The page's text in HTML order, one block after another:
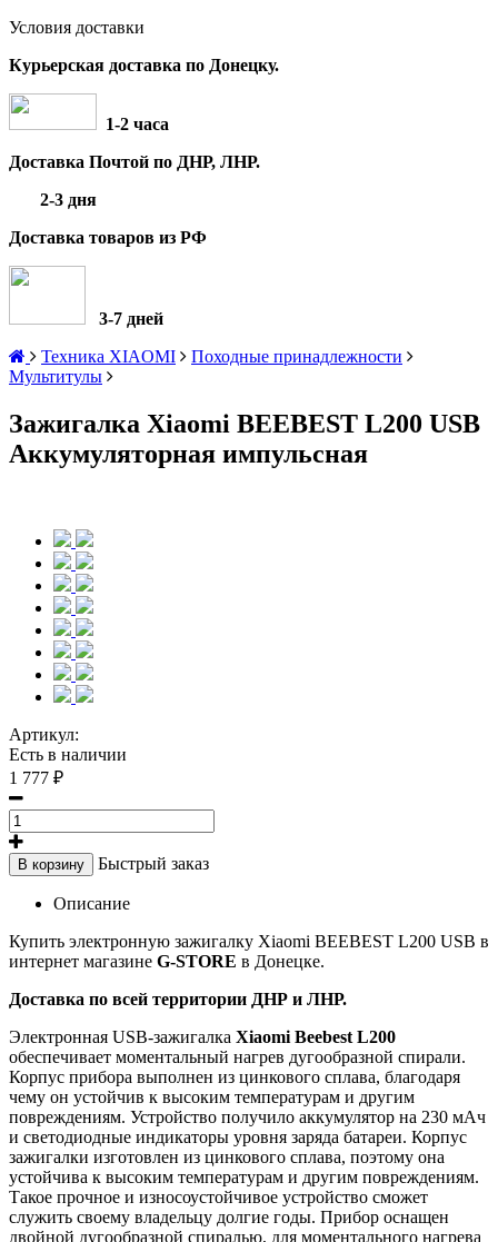
Условия доставки
Курьерская доставка по Донецку.
1-2 часа
Доставка Почтой по ДНР, ЛНР.
2-3 дня
Доставка товаров из РФ
3-7 дней
Техника XIAOMI
Походные принадлежности
Мультитулы
Зажигалка Xiaomi BEEBEST L200 USB
Аккумуляторная импульсная
Артикул:
Есть в наличии
1 777 ₽
В корзину Быстрый заказ
Описание
Купить электронную зажигалку Xiaomi BEEBEST L200 USB в
интернет магазине G-STORE в Донецке.
Доставка по всей территории ДНР и ЛНР.
Электронная USB-зажигалка Xiaomi Beebest L200
обеспечивает моментальный нагрев дугообразной спирали.
Корпус прибора выполнен из цинкового сплава, благодаря
чему он устойчив к высоким температурам и другим
повреждениям. Устройство получило аккумулятор на 230 мАч
и светодиодные индикаторы уровня заряда батареи. Корпус
зажигалки изготовлен из цинкового сплава, поэтому она
устойчива к высоким температурам и другим повреждениям.
Такое прочное и износоустойчивое устройство сможет
служить своему владельцу долгие годы. Прибор оснащен
двойной дугообразной спиралью, для моментального нагрева